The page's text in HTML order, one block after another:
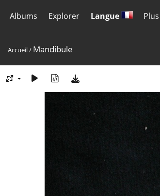
Albums Explorer Langue
Accueil/ Mandibule